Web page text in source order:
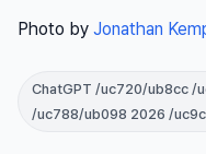
Photo by Jonathan
ChatGPT /uc720/ub8cc /
/uc788/ub098 2026 /